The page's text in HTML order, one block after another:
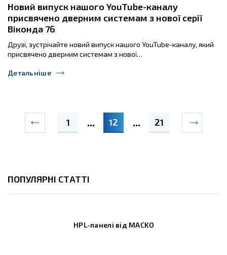
Новий випуск нашого YouTube-каналу
присвячено дверним системам з нової серії
Віконда 76
Друзі, зустрічайте новий випуск нашого YouTube-каналу, який
присвячено дверним системам з нової…
Детальніше
1 12 21
ПОПУЛЯРНІ СТАТТІ
HPL-панелі від MACKO